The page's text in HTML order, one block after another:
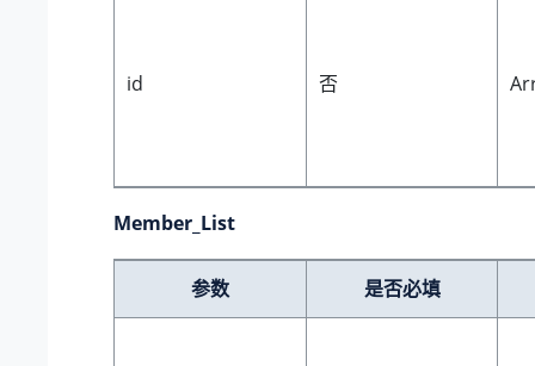
id 否
Member_List
参数 是否必填